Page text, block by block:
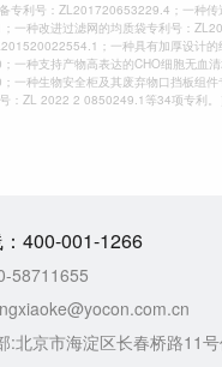
备专利号：ZL201720653229.4；一种传
一种改进过滤网的均质袋专利号：
；一种具有加厚设计的
一种支持产物高表达的CHO细胞无血清
一种生物安全柜及其废弃物口挡板组
：ZL 2022 2 0850249.1等34项专利。
400-001-1266
58711655
:北京市海淀区长春桥路11号